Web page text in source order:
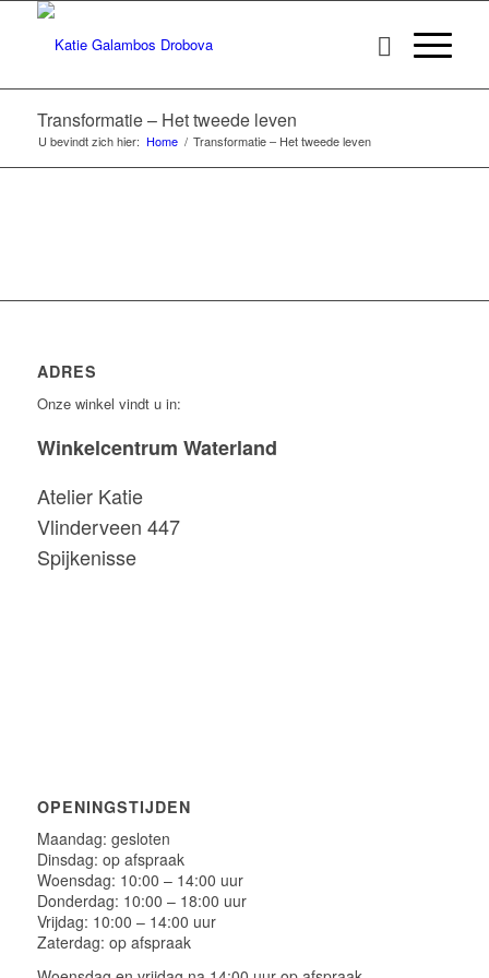
Transformatie – Het tweede leven
U bevindt zich hier: Home / Transformatie – Het tweede leven
ADRES
Onze winkel vindt u in:
Winkelcentrum Waterland
Atelier Katie
Vlinderveen 447
Spijkenisse
OPENINGSTIJDEN
Maandag: gesloten
Dinsdag: op afspraak
Woensdag: 10:00 – 14:00 uur
Donderdag: 10:00 – 18:00 uur
Vrijdag: 10:00 – 14:00 uur
Zaterdag: op afspraak